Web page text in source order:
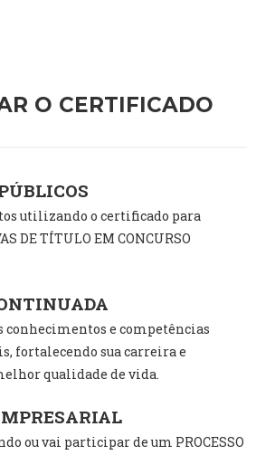
O CERTIFICADO
utilizando o certificado para
DE TÍTULO EM CONCURSO
conhecimentos e competências
fortalecendo sua carreira e
qualidade de vida.
ou vai participar de um PROCESSO